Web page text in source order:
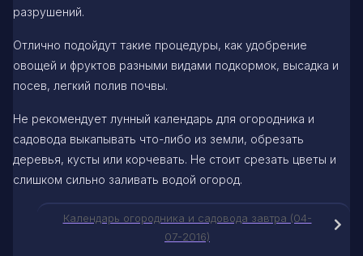
разрушений.
Отлично подойдут такие процедуры, как удобрение
овощей и фруктов разными видами подкормок, высадка и
посев, легкий полив почвы.
Не рекомендует лунный календарь для огородника и
садовода выкапывать что-либо из земли, обрезать
деревья, кусты или корчевать. Не стоит срезать цветы и
слишком сильно заливать водой огород.
Календарь огородника и садовода завтра (04-
07-2016)